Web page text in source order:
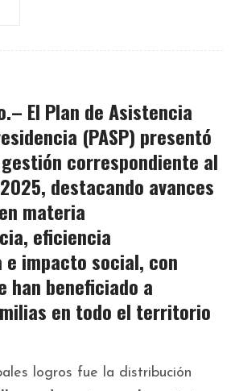
El Plan de Asistencia
(PASP) presentó
correspondiente al
, destacando avances
materia
eficiencia
impacto social, con
han beneficiado a
en todo el territorio
logros fue la distribución